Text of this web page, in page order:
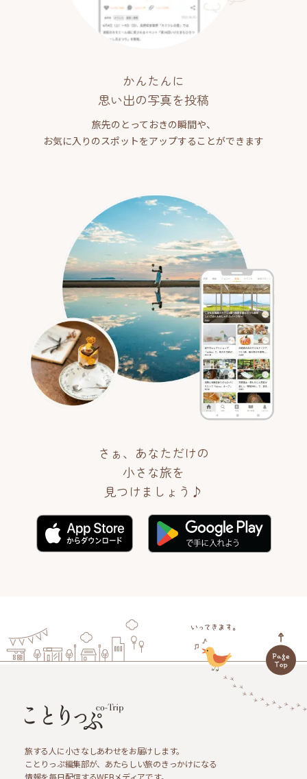
かんたんに
思い出の写真を投稿
旅先のとっておきの瞬間や、
お気に入りのスポットをアップすることができます
さぁ、あなただけの
小さな旅を
見つけましょう♪
旅する人に小さなしあわせをお届けします。
ことりっぷ編集部が、あたらしい旅のきっかけになる
情報を毎日配信するWEBメディアです。